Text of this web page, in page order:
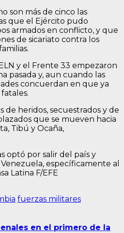
son más de cinco las
que el Ejército pudo
armados en conflicto, y que
de sicariato contra los
y el Frente 33 empezaron
pasada y, aun cuando las
concuerdan en que ya
heridos, secuestrados y de
que se mueven hacia
Tibú y Ocaña,
optó por salir del país y
específicamente al
Latina F/EFE
fuerzas militares
en el primero de la